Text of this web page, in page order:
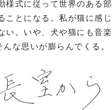
様式に従って世界のある
ことになる。私が猫に感
い。いや、犬や猫にも音
な思いが膨らんでくる。